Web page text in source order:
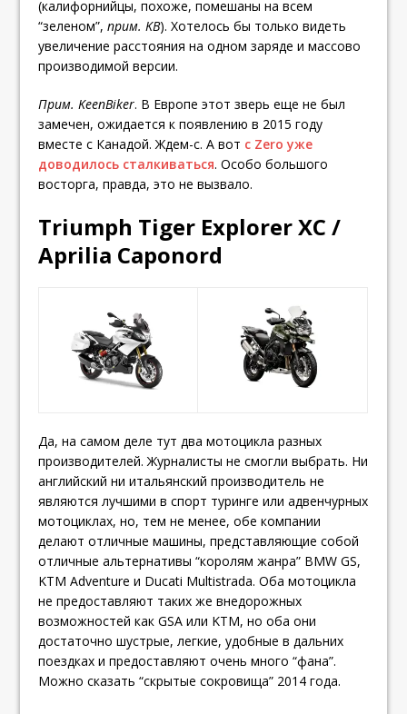
(калифорнийцы, похоже, помешаны на всем
“зеленом”,прим. KB). Хотелось бы только видеть
увеличение расстояния на одном заряде и массово
производимой версии.
Прим. KeenBiker. В Европе этот зверь еще не был
замечен, ожидается к появлению в 2015 году
вместе с Канадой. Ждем-с. А вот с Zero уже
доводилось сталкиваться. Особо большого
восторга, правда, это не вызвало.
Triumph Tiger Explorer XC /
Aprilia Caponord
Да, на самом деле тут два мотоцикла разных
производителей. Журналисты не смогли выбрать. Ни
английский ни итальянский производитель не
являются лучшими в спорт туринге или адвенчурных
мотоциклах, но, тем не менее, обе компании
делают отличные машины, представляющие собой
отличные альтернативы “королям жанра” BMW GS,
KTM Adventure и Ducati Multistrada. Оба мотоцикла
не предоставляют таких же внедорожных
возможностей как GSA или KTM, но оба они
достаточно шустрые, легкие, удобные в дальних
поездках и предоставляют очень много “фана”.
Можно сказать “скрытые сокровища” 2014 года.